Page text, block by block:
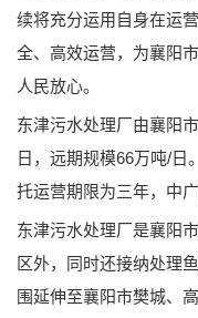
续将充分运用自身在运
全、高效运营，为襄阳
人民放心。
东津污水处理厂由襄阳
日，远期规模66万吨/日
托运营期限为三年，中
东津污水处理厂是襄阳
区外，同时还接纳处理
围延伸至襄阳市樊城、